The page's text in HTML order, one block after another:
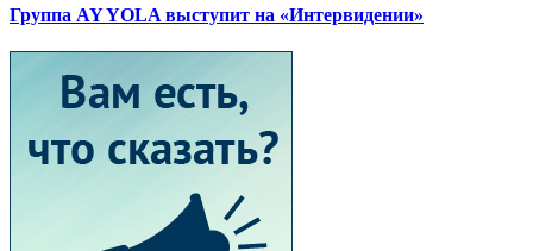
Группа AY YOLA выступит на «Интервидении»